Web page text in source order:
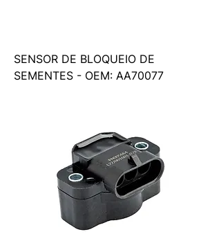
SENSOR DE BLOQUEIO DE
SEMENTES - OEM: AA70077